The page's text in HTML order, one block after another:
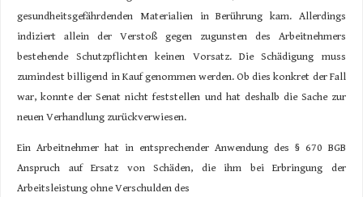
gesundheitsgefährdenden Materialien in Berührung kam. Allerdings
indiziert allein der Verstoß gegen zugunsten des Arbeitnehmers
bestehende Schutzpflichten keinen Vorsatz. Die Schädigung muss
zumindest billigend in Kauf genommen werden. Ob dies konkret der Fall
war, konnte der Senat nicht feststellen und hat deshalb die Sache zur
neuen Verhandlung zurückverwiesen.
Ein Arbeitnehmer hat in entsprechender Anwendung des § 670 BGB
Anspruch auf Ersatz von Schäden, die ihm bei Erbringung der
Arbeitsleistung ohne Verschulden des